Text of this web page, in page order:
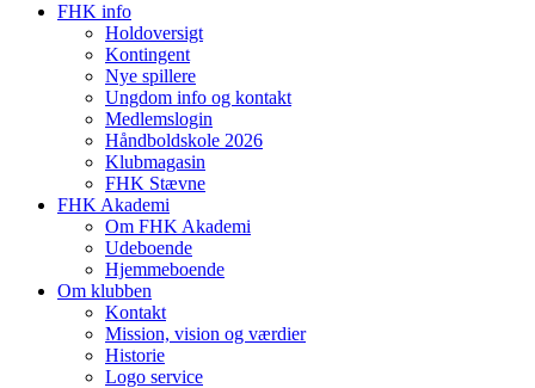
FHK info
Holdoversigt
Kontingent
Nye spillere
Ungdom info og kontakt
Medlemslogin
Håndboldskole 2026
Klubmagasin
FHK Stævne
FHK Akademi
Om FHK Akademi
Udeboende
Hjemmeboende
Om klubben
Kontakt
Mission, vision og værdier
Historie
Logo service